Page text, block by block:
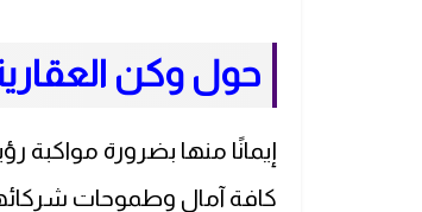
حول وكن
إيمانًا منها بضرورة مواكبة رؤية
كافة آمال وطموحات